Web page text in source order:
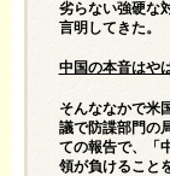
劣らない強硬な
言明してきた。
中国の本音はや
そんななかで米
議で防諜部門の
ての報告で、「
領が負けること